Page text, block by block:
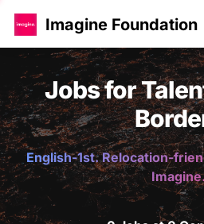
Imagine Foundation
Jobs for
English-1st. Relocation-